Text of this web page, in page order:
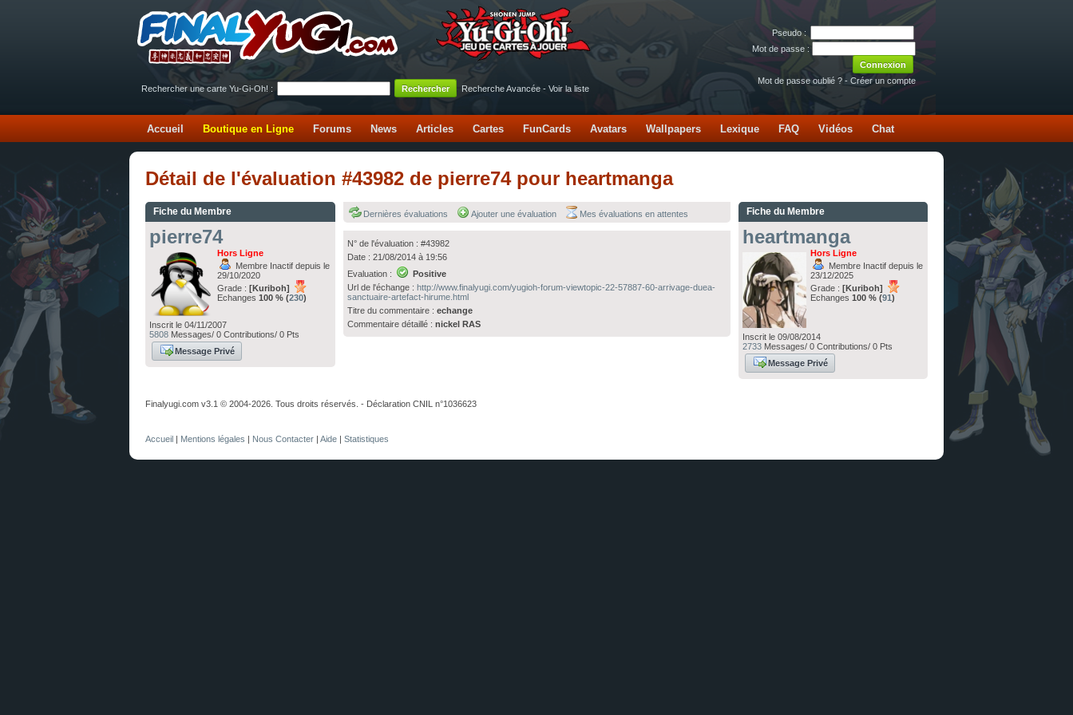
Pseudo :
Mot de passe :
Mot de passe oublié ? - Créer un compte
Rechercher une carte Yu-Gi-Oh! :
Recherche Avancée - Voir la liste
Accueil Boutique en Ligne Forums News Articles Cartes FunCards Avatars Wallpapers Lexique FAQ Vidéos Chat
Détail de l'évaluation #43982 de pierre74 pour heartmanga
Fiche du Membre
pierre74
Hors Ligne
Membre Inactif depuis le
29/10/2020
Grade : [Kuriboh]
Echanges 100 % (230)
Inscrit le 04/11/2007
5808 Messages/ 0 Contributions/ 0 Pts
Message Privé
Dernières évaluations Ajouter une évaluation Mes évaluations en attentes
N° de l'évaluation : #43982
Date : 21/08/2014 à 19:56
Evaluation :
Positive
Url de l'échange : http://www.finalyugi.com/yugioh-forum-viewtopic-22-57887-60-arrivage-duea-
sanctuaire-artefact-hirume.html
Titre du commentaire : echange
Commentaire détaillé : nickel RAS
Fiche du Membre
heartmanga
Hors Ligne
Membre Inactif depuis le
23/12/2025
Grade : [Kuriboh]
Echanges 100 % (91)
Inscrit le 09/08/2014
2733Messages/ 0 Contributions/ 0 Pts
Message Privé
Finalyugi.com v3.1 © 2004-2026. Tous droits réservés. - Déclaration CNIL n°1036623
Accueil | Mentions légales | Nous Contacter | Aide | Statistiques